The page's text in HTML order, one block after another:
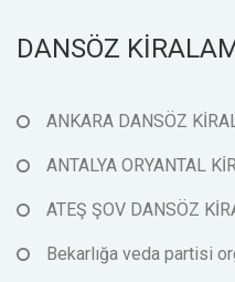
DANSÖZ
ANKARA DANSÖZ
ANTALYA ORYANTAL
ATEŞ ŞOV DANSÖZ
Bekarlığa veda partisi